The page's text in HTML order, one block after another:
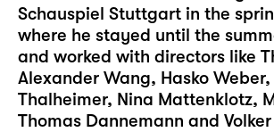
Schauspiel Stuttgart in the
where he stayed until the
and worked with directors like
Alexander Wang, Hasko
Thalheimer, Nina Mattenklotz,
Thomas Dannemann and